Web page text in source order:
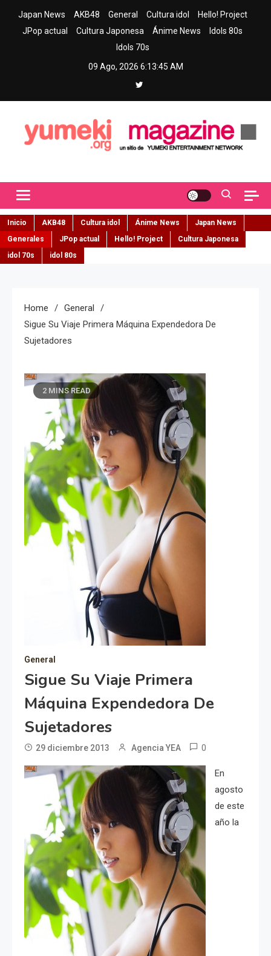
Japan News AKB48 General Cultura idol
Hello! Project
JPop actual
Cultura Japonesa Ánime News
Idols 80s
Idols 70s
09 Ago, 2026 6:13:47 AM
Inicio AKB48 Cultura idol Ánime News
Japan News
Generales
JPop actual Hello! Project
Cultura Japonesa
idol 70s
idol 80s
Home
General
Sigue Su Viaje Primera Máquina Expendedora De
Sujetadores
2 MINS READ
General
Sigue Su Viaje Primera
Máquina Expendedora De
Sujetadores
29 diciembre 2013 Agencia YEA 0
En
agosto
de este
año la